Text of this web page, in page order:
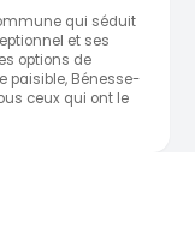
qui séduit
et ses
options de
paisible, Bénesse-
ceux qui ont le